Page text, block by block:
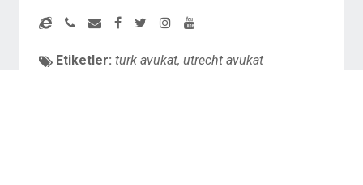
Etiketler: turk avukat, utrecht avukat